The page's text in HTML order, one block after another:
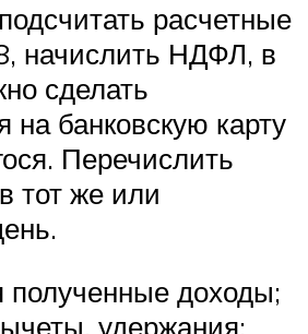
расчетные
начислить НДФЛ, в
сделать
на банковскую карту
Перечислить
тот же или
полученные доходы;
удержания;